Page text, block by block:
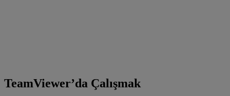
TeamViewer’da Çalışmak